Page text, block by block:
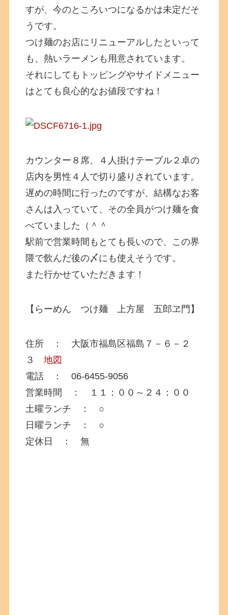
すが、今のところいつになるかは未定だそ
うです。
つけ麺のお店にリニューアルしたといって
も、熱いラーメンも用意されています。
それにしてもトッピングやサイドメニュー
はとても良心的なお値段ですね！
カウンター８席、４人掛けテーブル２卓の
店内を男性４人で切り盛りされています。
遅めの時間に行ったのですが、結構なお客
さんは入っていて、その全員がつけ麺を食
べていました（＾＾
駅前で営業時間もとても長いので、この界
隈で飲んだ後の〆にも使えそうです。
また行かせていただきます！
【らーめん つけ麺 上方屋 五郎ヱ門】
住所 ： 大阪市福島区福島７－６－２
３地図
電話 ： 06-6455-9056
営業時間 ： １１：００～２４：００
土曜ランチ ： ○
日曜ランチ ： ○
定休日 ： 無